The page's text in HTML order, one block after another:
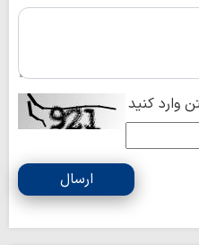
وارد کنید
ارسال